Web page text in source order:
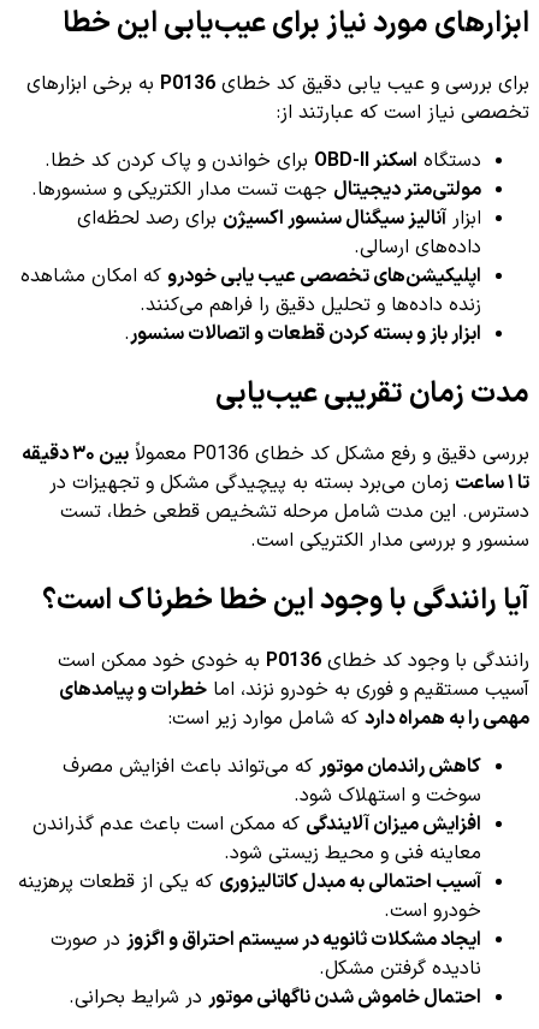
ابزارهای مورد نیاز برای عیب‌یابی این خطا
برای بررسی و عیب یابی دقیق کد خطای P0136 به برخی ابزارهای
تخصصی نیاز است که عبارتند از:
دستگاه اسکنر OBD-II
برای خواندن و پاک کردن کد خطا.
مولتی‌متر دیجیتال جهت تست مدار الکتریکی و سنسورها.
ابزار آنالیز سیگنال سنسور اکسیژن برای رصد لحظه‌ای
داده‌های ارسالی.
اپلیکیشن‌های تخصصی عیب یابی خودرو که امکان مشاهده
زنده داده‌ها و تحلیل دقیق را فراهم می‌کنند.
ابزار باز و بسته کردن قطعات و اتصالات سنسور.
مدت زمان تقریبی عیب‌یابی
بررسی دقیق و رفع مشکل کد خطای P0136 معمولاً
بین ۳۰ دقیقه
تا ۱ ساعت
زمان می‌برد بسته به پیچیدگی مشکل و تجهیزات در
دسترس. این مدت شامل مرحله تشخیص قطعی خطا، تست
سنسور و بررسی مدار الکتریکی است.
آیا رانندگی با وجود این خطا خطرناک است؟
رانندگی با وجود کد خطای P0136 به خودی خود ممکن است
آسیب مستقیم و فوری به خودرو نزند، اما خطرات و پیامدهای
مهمی را به همراه دارد که شامل موارد زیر است:
کاهش راندمان موتور که می‌تواند باعث افزایش مصرف
سوخت و استهلاک شود.
افزایش میزان آلایندگی که ممکن است باعث عدم گذراندن
معاینه فنی و محیط زیستی شود.
آسیب احتمالی به مبدل کاتالیزوری که یکی از قطعات پرهزینه
خودرو است.
ایجاد مشکلات ثانویه در سیستم احتراق و اگزوز در صورت
نادیده گرفتن مشکل.
احتمال خاموش شدن ناگهانی موتور در شرایط بحرانی.